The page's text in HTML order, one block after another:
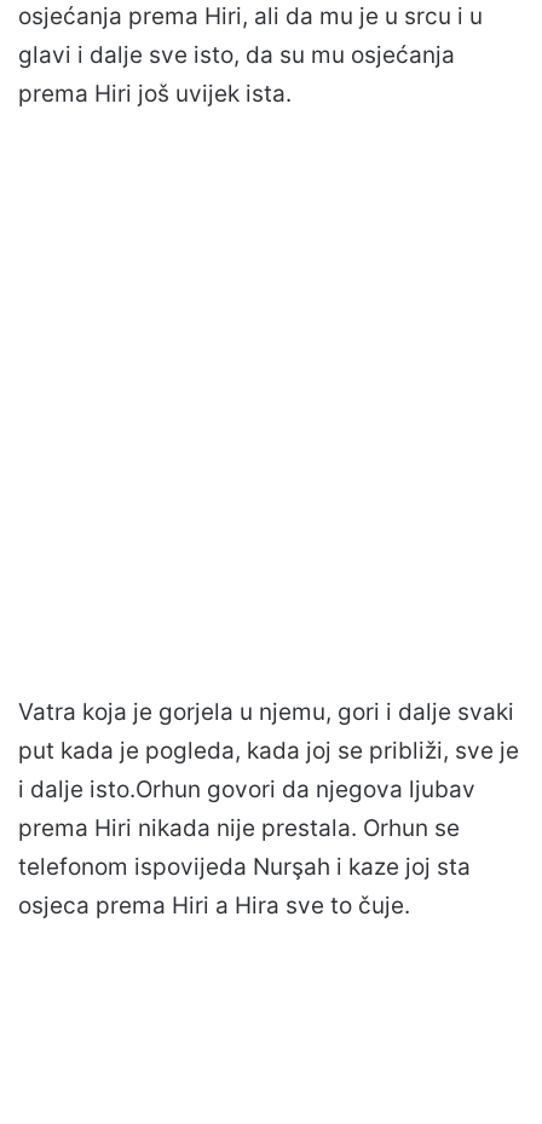
osjećanja prema Hiri, ali da mu je u srcu i u
glavi i dalje sve isto, da su mu osjećanja
prema Hiri još uvijek ista.
Vatra koja je gorjela u njemu, gori i dalje svaki
put kada je pogleda, kada joj se približi, sve je
i dalje isto.Orhun govori da njegova ljubav
prema Hiri nikada nije prestala. Orhun se
telefonom ispovijeda Nurşah i kaze joj sta
osjeca prema Hiri a Hira sve to čuje.